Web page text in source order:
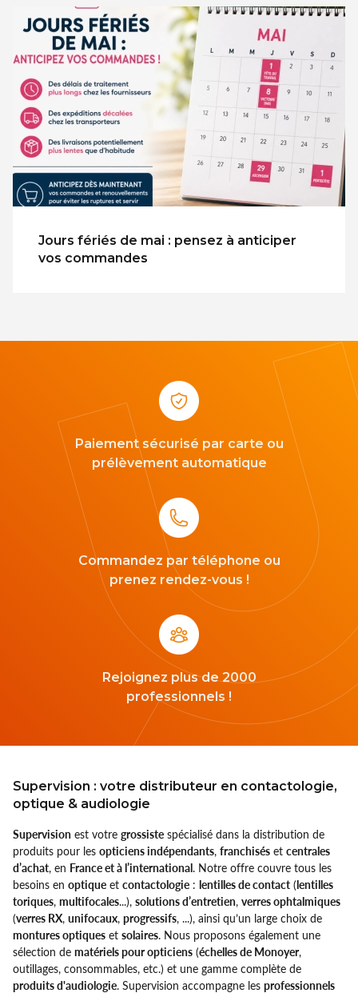
Jours fériés de mai : pensez à anticiper
vos commandes
Paiement sécurisé par carte ou
prélèvement automatique
Commandez par téléphone ou
prenez rendez-vous !
Rejoignez plus de 2000
professionnels !
Supervision : votre distributeur en contactologie,
optique & audiologie
Supervision est votre grossiste spécialisé dans la distribution de
produits pour les opticiens indépendants, franchisés et centrales
d’achat, en France et à l’international. Notre offre couvre tous les
besoins en optique et contactologie : lentilles de contact (lentilles
toriques, multifocales...), solutions d’entretien, verres ophtalmiques
(verres RX, unifocaux, progressifs, ...), ainsi qu’un large choix de
montures optiques et solaires. Nous proposons également une
sélection de matériels pour opticiens (échelles de Monoyer,
outillages, consommables, etc.) et une gamme complète de
produits d'audiologie. Supervision accompagne les professionnels